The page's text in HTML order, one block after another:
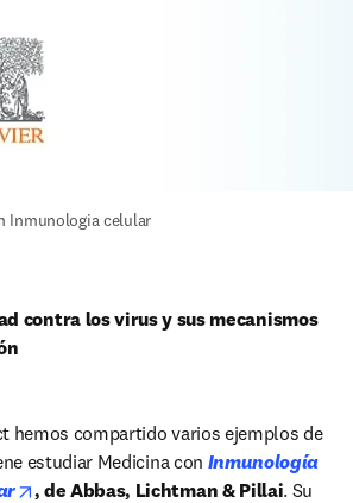
Inmunologia celular
contra los virus y sus mecanismos
hemos compartido varios ejemplos de
estudiar Medicina con Inmunología
opens in new tab/window
, de Abbas, Lichtman & Pillai. Su